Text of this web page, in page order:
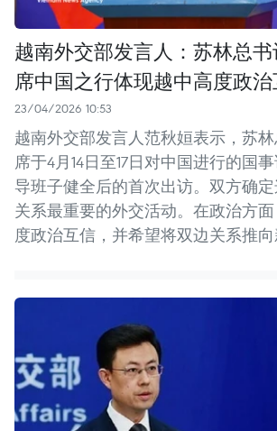
越南外交部发言人：苏林总
席中国之行体现越中高度政
23/04/2026 10:53
越南外交部发言人范秋姮表示，苏
席于4月14日至17日对中国进行的国
导班子健全后的首次出访。双方确
关系最重要的外交活动。在政治方
度政治互信，并希望将双边关系推向